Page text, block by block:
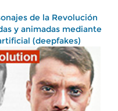
de la Revolución
y animadas mediante
(deepfakes)